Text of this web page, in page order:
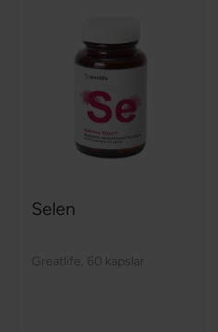
Selen
Greatlife 60 kapslar